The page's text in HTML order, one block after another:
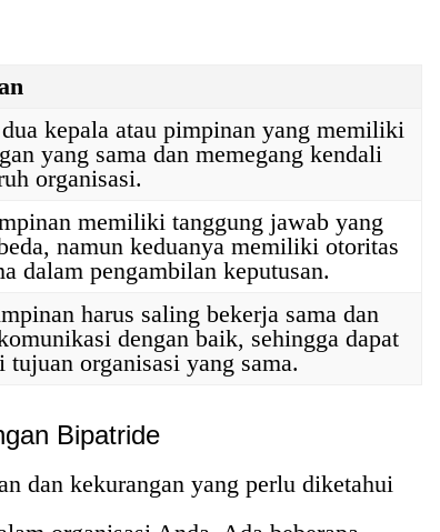
dua kepala atau pimpinan yang memiliki
yang sama dan memegang kendali
organisasi.
memiliki tanggung jawab yang
namun keduanya memiliki otoritas
dalam pengambilan keputusan.
harus saling bekerja sama dan
dengan baik, sehingga dapat
tujuan organisasi yang sama.
Bipatride
dan kekurangan yang perlu diketahui